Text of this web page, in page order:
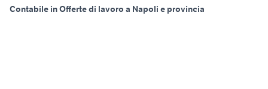
Contabile in Offerte di lavoro a Napoli e provincia